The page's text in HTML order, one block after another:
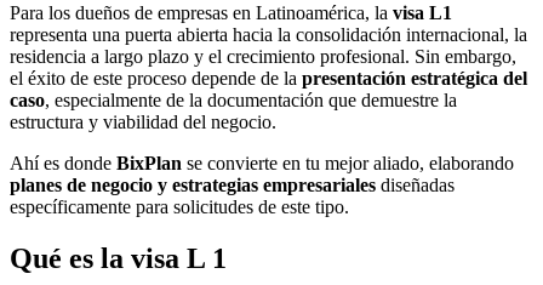
Para los dueños de empresas en Latinoamérica, la visa L1
representa una puerta abierta hacia la consolidación internacional, la
residencia a largo plazo y el crecimiento profesional. Sin embargo,
el éxito de este proceso depende de la presentación estratégica del
caso, especialmente de la documentación que demuestre la
estructura y viabilidad del negocio.
Ahí es donde BixPlan se convierte en tu mejor aliado, elaborando
planes de negocio y estrategias empresariales diseñadas
específicamente para solicitudes de este tipo.
Qué es la visa L 1